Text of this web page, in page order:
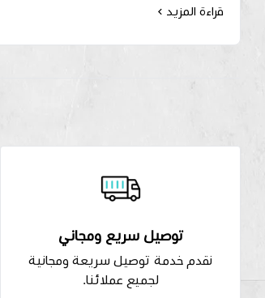
قراءة المزيد
توصيل سريع ومجاني
نقدم خدمة توصيل سريعة ومجانية
لجميع عملائنا.